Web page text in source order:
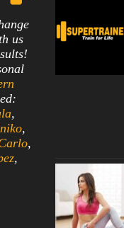
us
,
,
,
,